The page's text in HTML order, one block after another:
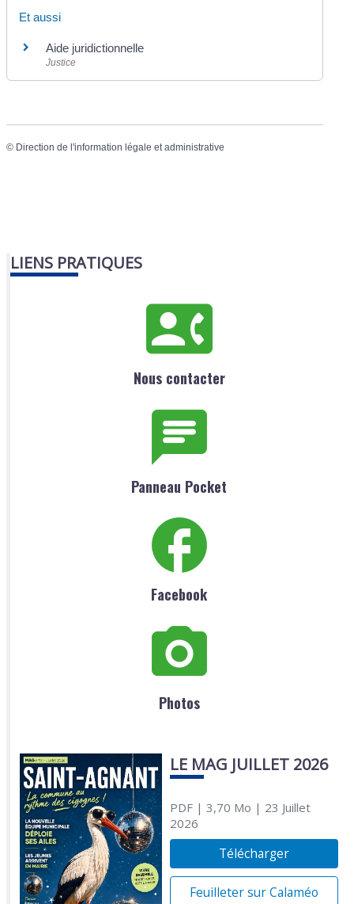
Et aussi
Aide juridictionnelle
Justice
© Direction de l'information légale et administrative
LIENS PRATIQUES
Nous contacter
Panneau Pocket
Facebook
Photos
LE MAG JUILLET 2026
PDF| 3,70 Mo | 23 Juillet
2026
Télécharger
Feuilleter sur Calaméo